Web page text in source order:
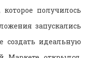
получилось
запускались
создать идеальную